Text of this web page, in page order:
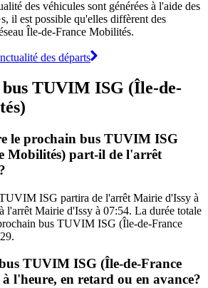
des véhicules sont générées à l'aide des
il est possible qu'elles diffèrent des
Île-de-France Mobilités.
des départs
TUVIM ISG (Île-de-
le prochain bus TUVIM ISG
Mobilités) part-il de l'arrêt
ISG partira de l'arrêt Mairie d'Issy à
l'arrêt Mairie d'Issy à 07:54. La durée totale
bus TUVIM ISG (Île-de-France
TUVIM ISG (Île-de-France
l'heure, en retard ou en avance?